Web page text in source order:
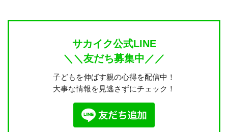
サカイク公式LINE
＼＼友だち募集中／／
子どもを伸ばす親の心得を配信中！
大事な情報を見逃さずにチェック！